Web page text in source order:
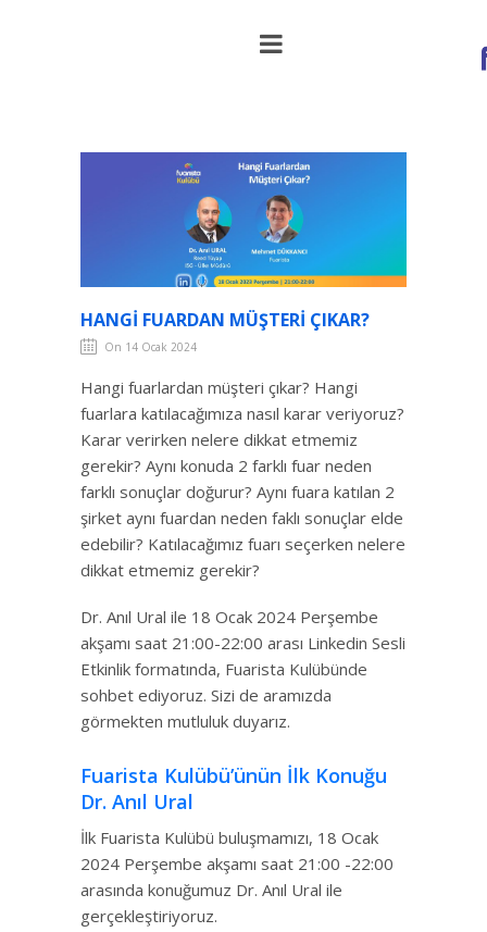
Hangi Fuardan Müşteri Çıkar?
HANGI FUARDAN MÜŞTERI ÇIKAR?
On 14 Ocak 2024
Hangi fuarlardan müşteri çıkar? Hangi
fuarlara katılacağımıza nasıl karar veriyoruz?
Karar verirken nelere dikkat etmemiz
gerekir? Aynı konuda 2 farklı fuar neden
farklı sonuçlar doğurur? Aynı fuara katılan 2
şirket aynı fuardan neden faklı sonuçlar elde
edebilir? Katılacağımız fuarı seçerken nelere
dikkat etmemiz gerekir?
Dr. Anıl Ural ile 18 Ocak 2024 Perşembe
akşamı saat 21:00-22:00 arası Linkedin Sesli
Etkinlik formatında, Fuarista Kulübünde
sohbet ediyoruz. Sizi de aramızda
görmekten mutluluk duyarız.
Fuarista Kulübü’ünün İlk Konuğu
Dr. Anıl Ural
İlk Fuarista Kulübü buluşmamızı, 18 Ocak
2024 Perşembe akşamı saat 21:00 -22:00
arasında konuğumuz Dr. Anıl Ural ile
gerçekleştiriyoruz.